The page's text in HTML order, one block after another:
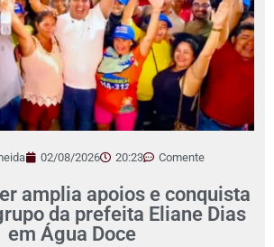
02/08/2026 20:23 Comente
amplia apoios e conquista
da prefeita Eliane Dias
em Água Doce